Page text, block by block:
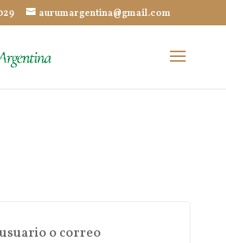
aurumargentina@gmail.com
o correo